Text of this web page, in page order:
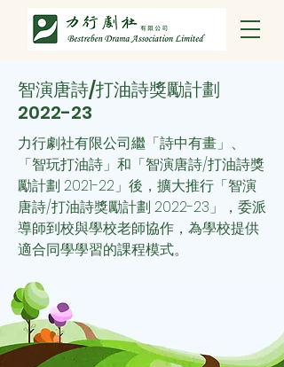
智演唐詩/打油詩獎勵計劃
2022-23
力行劇社有限公司繼「詩中有畫」、
「智玩打油詩」和「智演唐詩/打油詩獎
勵計劃 2021-22」後，擴大推行「智演
唐詩/打油詩獎勵計劃 2022-23」，委派
導師到校與學校老師協作，為學校提供
適合同學學習的課程模式。